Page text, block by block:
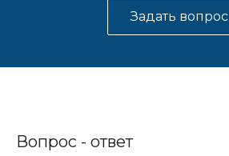
Задать вопрос
Вопрос - ответ